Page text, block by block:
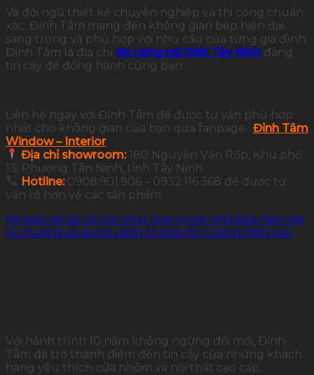
Và đội ngũ thiết kế chuyên nghiệp và thi công chuẩn
xác. Đỉnh Tâm mang đến không gian bếp hiện đại,
sang trọng và phù hợp với nhu cầu của từng gia đình.
Đỉnh Tâm là địa chỉ thi công nội thất Tây Ninh đáng
tin cậy để đồng hành cùng bạn.
Liên hệ ngay với Đỉnh Tâm để được tư vấn phù hợp
nhất cho không gian của bạn qua fanpage : Đỉnh Tâm
Window – Interior
Địa chỉ showroom:180 Nguyễn Văn Rốp, Khu phố
13, Phường Tân Ninh, tỉnh Tây Ninh.
Hotline: 0908.901.906 – 0932.116.368 để được tư
vấn rõ hơn về các sản phẩm.
Kệ bếp gỗ đỏ có còn phù hợp trong nhà bếp hiện đại
Xu hướng sử dụng cánh tủ bếp An Cường hiện nay
Với hành trình 10 năm không ngừng đổi mới, Đỉnh
Tâm đã trở thành điểm đến tin cậy của những khách
hàng yêu thích cửa nhôm và nội thất cao cấp.